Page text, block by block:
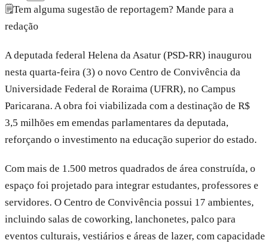
🗒️Tem alguma sugestão de reportagem? Mande para a
redação
A deputada federal Helena da Asatur (PSD-RR) inaugurou
nesta quarta-feira (3) o novo Centro de Convivência da
Universidade Federal de Roraima (UFRR), no Campus
Paricarana. A obra foi viabilizada com a destinação de R$
3,5 milhões em emendas parlamentares da deputada,
reforçando o investimento na educação superior do estado.
Com mais de 1.500 metros quadrados de área construída, o
espaço foi projetado para integrar estudantes, professores e
servidores. O Centro de Convivência possui 17 ambientes,
incluindo salas de coworking, lanchonetes, palco para
eventos culturais, vestiários e áreas de lazer, com capacidade